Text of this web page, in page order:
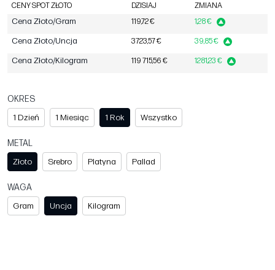
CENY SPOT ZŁOTO DZISIAJ ZMIANA
Cena Złoto/Gram 119,72 € 1,28 €
Cena Złoto/Uncja 3723,57 € 39,85 €
Cena Złoto/Kilogram 119 715,56 € 1281,23 €
OKRES
1 Dzień
1 Miesiąc 1 Rok Wszystko
METAL
Złoto
Srebro Platyna Pallad
WAGA
Gram
Uncja Kilogram